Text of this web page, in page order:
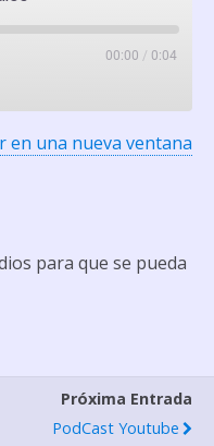
00:00 / 0:04
en una nueva ventana
para que se pueda
Próxima Entrada
PodCast Youtube